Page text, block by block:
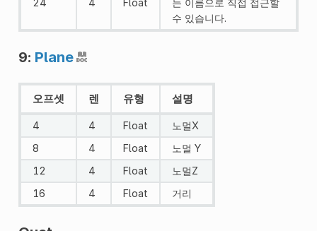
수 있습니다.
9: Plane
오프셋 렌 유형 설명
4 4 Float
노멀X
8
4 Float
노멀 Y
12
4 Float
노멀Z
16
4 Float 거리